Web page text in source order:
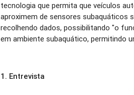
tecnologia que permita que veículos
aproximem de sensores subaquáticos
recolhendo dados, possibilitando "o
em ambiente subaquático, permitindo
1. Entrevista